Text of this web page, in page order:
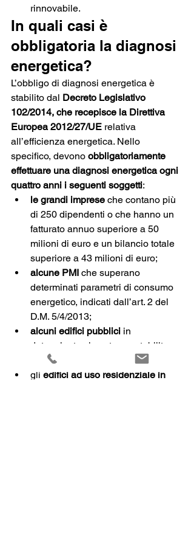
rinnovabile.
In quali casi è
obbligatoria la diagnosi
energetica?
L’obbligo di diagnosi energetica è
stabilito dal Decreto Legislativo
102/2014, che recepisce la Direttiva
Europea 2012/27/UE relativa
all’efficienza energetica. Nello
specifico, devono obbligatoriamente
effettuare una diagnosi energetica ogni
quattro anni i seguenti soggetti:
le grandi imprese che contano più
di 250 dipendenti o che hanno un
fatturato annuo superiore a 50
milioni di euro e un bilancio totale
superiore a 43 milioni di euro;
alcune PMI che superano
determinati parametri di consumo
energetico, indicati dall’art. 2 del
D.M. 5/4/2013;
alcuni edifici pubblici in
determinate circostanze stabilite
per legge;
gli edifici ad uso residenziale in